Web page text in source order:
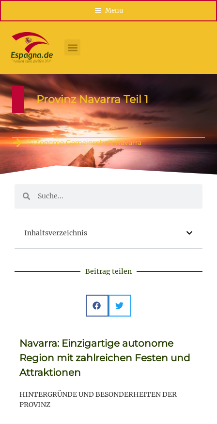
Menu
Provinz Navarra Teil 1
Autonome Gemeinschaft Navarra
Navarra: Einzigartige autonome
Region mit zahlreichen Festen und
Attraktionen
HINTERGRÜNDE UND BESONDERHEITEN DER
PROVINZ
Inhaltsverzeichnis
Beitrag teilen